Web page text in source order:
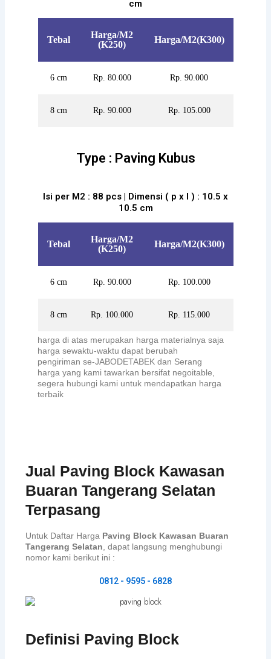
cm
Tebal
Harga/M2
(K250)
Harga/M2(K300)
6 cm Rp. 80.000 Rp. 90.000
8 cm Rp. 90.000 Rp. 105.000
Type : Paving Kubus
Isi per M2 : 88 pcs | Dimensi ( p x l ) : 10.5 x
10.5 cm
Tebal
Harga/M2
(K250)
Harga/M2(K300)
6 cm Rp. 90.000 Rp. 100.000
8 cm Rp. 100.000 Rp. 115.000
harga di atas merupakan harga materialnya saja
harga sewaktu-waktu dapat berubah
pengiriman se-JABODETABEK dan Serang
harga yang kami tawarkan bersifat negoitable,
segera hubungi kami untuk mendapatkan harga
terbaik
Jual Paving Block Kawasan
Buaran Tangerang Selatan
Terpasang
Untuk Daftar Harga Paving Block Kawasan Buaran
Tangerang Selatan , dapat langsung menghubungi
nomor kami berikut ini :
0812 - 9595 - 6828
Definisi Paving Block